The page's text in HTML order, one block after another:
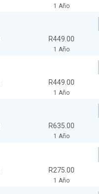
1 Año
R449.00
1 Año
R449.00
1 Año
R635.00
1 Año
R275.00
1 Año